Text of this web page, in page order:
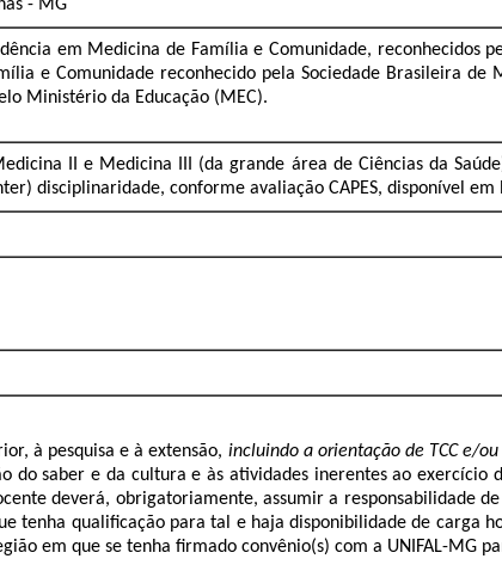
- MG
em Medicina de Família e Comunidade, reconhecidos
e Comunidade reconhecido pela Sociedade Brasileira de
Ministério da Educação (MEC).
II e Medicina III (da grande área de Ciências da
disciplinaridade, conforme avaliação CAPES, disponível
à pesquisa e à extensão, incluindo a orientação de TCC e/ou
saber e da cultura e às atividades inerentes ao exercício
deverá, obrigatoriamente, assumir a responsabilidade
tenha qualificação para tal e haja disponibilidade de carga
em que se tenha firmado convênio(s) com a UNIFAL-MG